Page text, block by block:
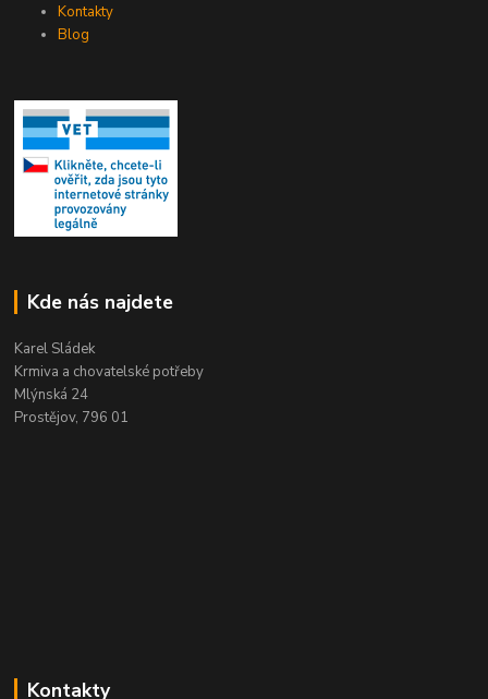
Kontakty
Blog
Kde nás najdete
Karel Sládek
Krmiva a chovatelské potřeby
Mlýnská 24
Prostějov, 796 01
Kontakty